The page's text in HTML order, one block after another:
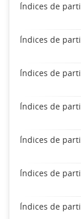
Índices de
Índices de
Índices de
Índices de
Índices de
Índices de
Índices de